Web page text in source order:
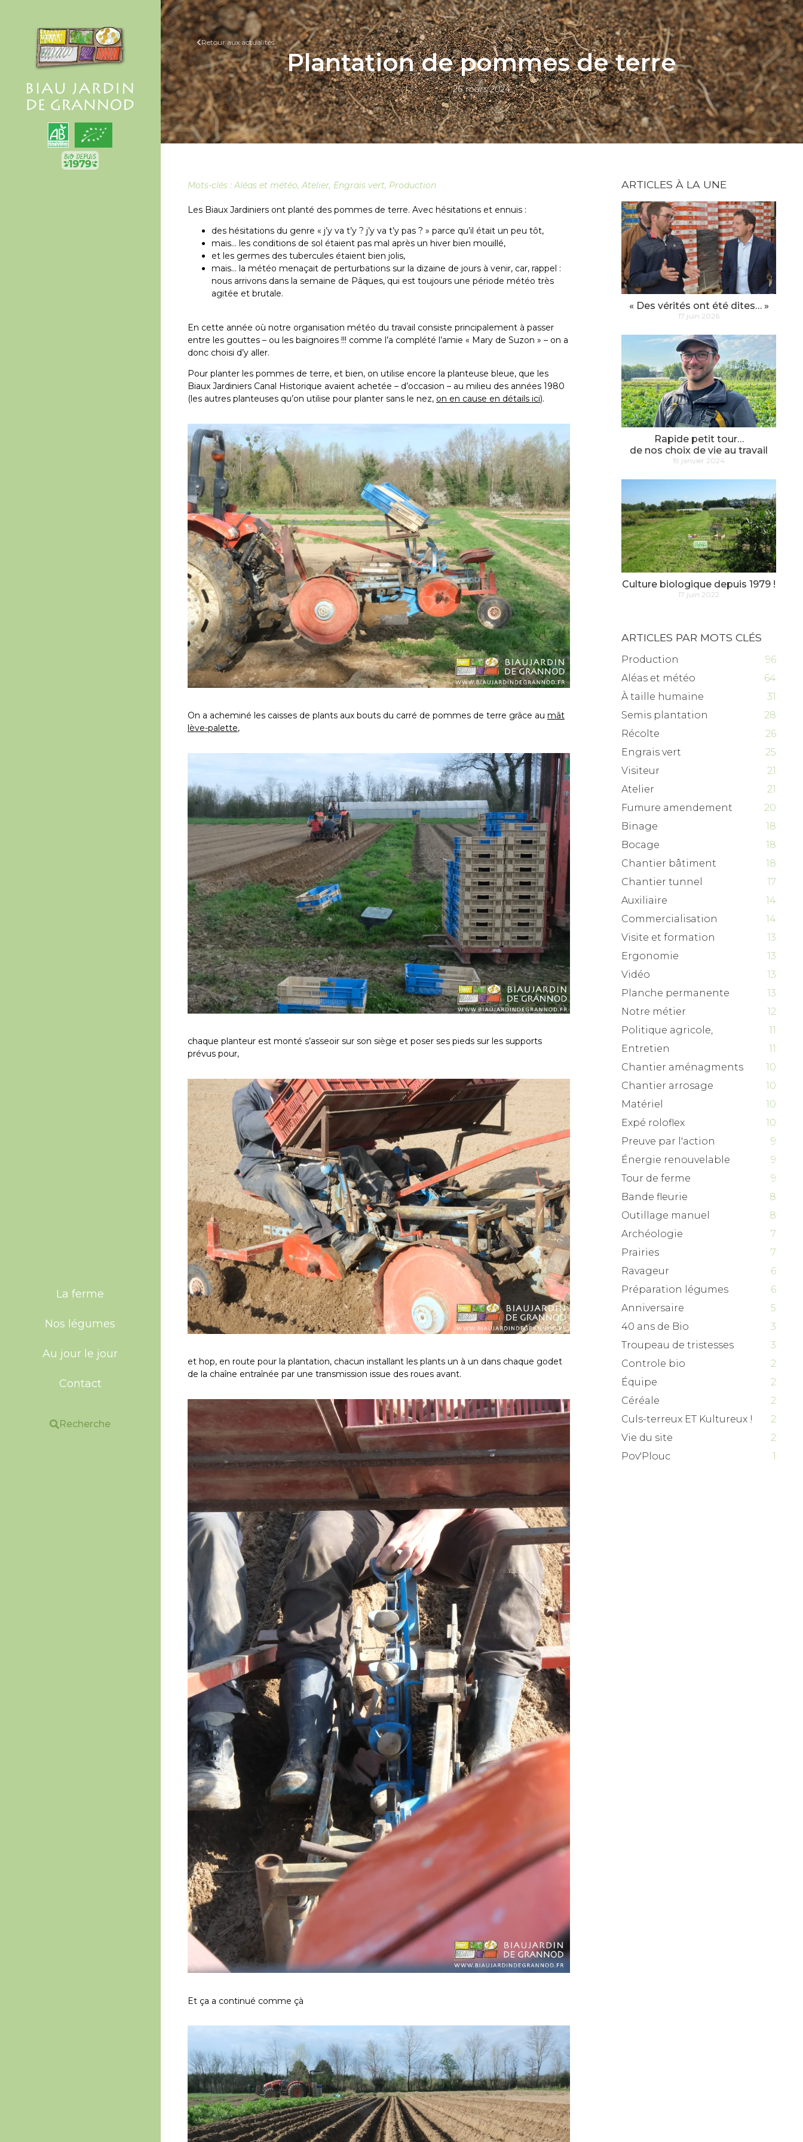
La ferme
Nos légumes
Au jour le jour
Contact
Recherche
Retour aux actualités
Plantation de pommes de terre
26 mars 2024
Mots-clés :Aléas et météo,Atelier, Engrais vert, Production
Les Biaux Jardiniers ont planté des pommes de terre. Avec hésitations et ennuis :
des hésitations du genre « j’y va t’y ? j’y va t’y pas ? » parce qu’il était un peu tôt,
mais… les conditions de sol étaient pas mal après un hiver bien mouillé,
et les germes des tubercules étaient bien jolis,
mais… la météo menaçait de perturbations sur la dizaine de jours à venir, car, rappel :
nous arrivons dans la semaine de Pâques, qui est toujours une période météo très
agitée et brutale.
En cette année où notre organisation météo du travail consiste principalement à passer
entre les gouttes – ou les baignoires !!! comme l’a complété l’amie « Mary de Suzon » – on a
donc choisi d’y aller.
Pour planter les pommes de terre, et bien, on utilise encore la planteuse bleue, que les
Biaux Jardiniers Canal Historique avaient achetée – d’occasion – au milieu des années 1980
(les autres planteuses qu’on utilise pour planter sans le nez, on en cause en détails ici).
On a acheminé les caisses de plants aux bouts du carré de pommes de terre grâce au mât
lève-palette,
chaque planteur est monté s’asseoir sur son siège et poser ses pieds sur les supports
prévus pour,
et hop, en route pour la plantation, chacun installant les plants un à un dans chaque godet
de la chaîne entraînée par une transmission issue des roues avant.
Et ça a continué comme çà
ARTICLES À LA UNE
« Des vérités ont été dites… »
17 juin 2026
Rapide petit tour…
de nos choix de vie au travail
19 janvier 2024
Culture biologique depuis 1979 !
17 juin 2022
ARTICLES PAR MOTS CLÉS
Production
96
Aléas et météo
64
À taille humaine
31
Semis plantation
28
Récolte
26
Engrais vert
25
Visiteur
21
Atelier
21
Fumure amendement
20
Binage
18
Bocage
18
Chantier bâtiment
18
Chantier tunnel
17
Auxiliaire
14
Commercialisation
14
Visite et formation
13
Ergonomie
13
Vidéo
13
Planche permanente
13
Notre métier
12
Politique agricole,
11
Entretien
11
Chantier aménagments
10
Chantier arrosage
10
Matériel
10
Expé roloflex
10
Preuve par l'action
9
Énergie renouvelable
9
Tour de ferme
9
Bande fleurie
8
Outillage manuel
8
Archéologie
7
Prairies
7
Ravageur
6
Préparation légumes
6
Anniversaire
5
40 ans de Bio
3
Troupeau de tristesses
3
Controle bio
2
Équipe
2
Céréale
2
Culs-terreux ET Kultureux !
2
Vie du site
2
Pov'Plouc
1